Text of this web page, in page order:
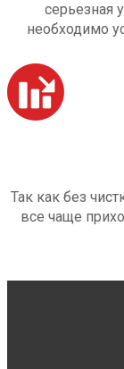
серьезная
необходимо
Так как без
все чаще